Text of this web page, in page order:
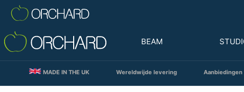
BEAM
MADE IN THE UK Wereldwijde levering